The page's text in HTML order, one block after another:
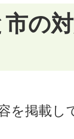
の
を掲載し